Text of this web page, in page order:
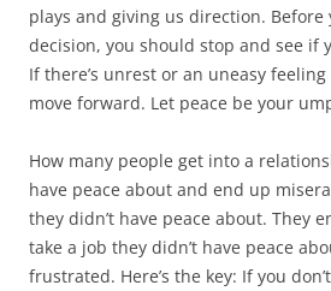
plays and giving us direction. Before
decision, you should stop and see if
If there’s unrest or an uneasy
move forward. Let peace be your
How many people get into a
have peace about and end up
they didn’t have peace about. They
take a job they didn’t have peace
frustrated. Here’s the key: If you